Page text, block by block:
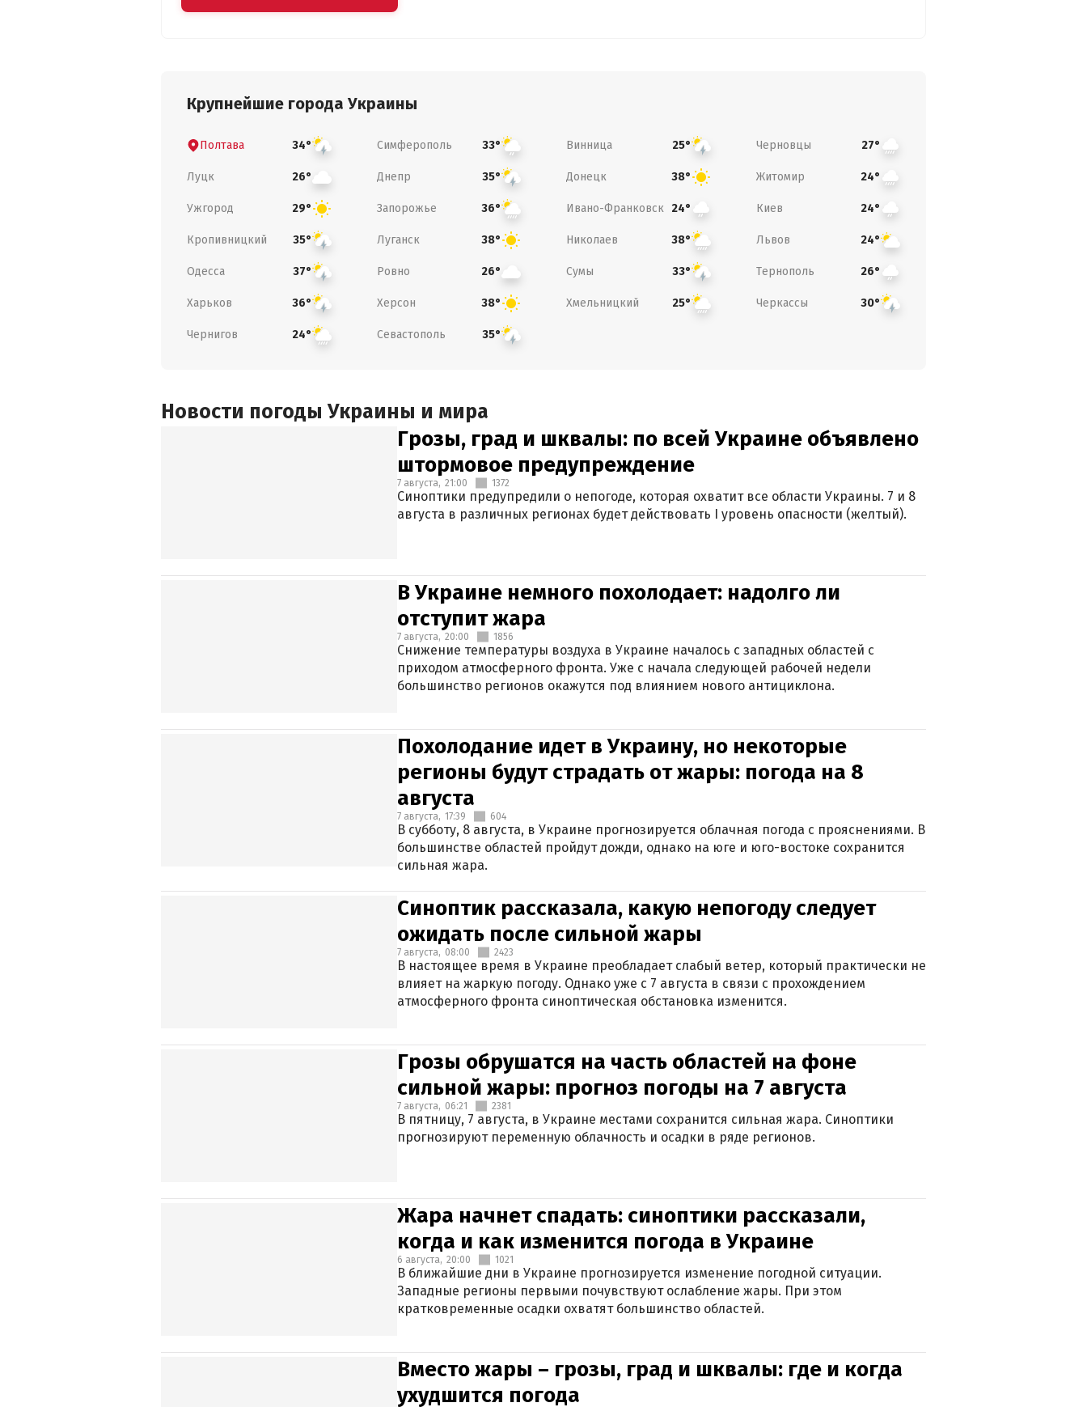
Крупнейшие города Украины
Полтава 34° Симферополь 33° Винница 25° Черновцы 27°
Луцк 26° Днепр 35° Донецк 38° Житомир 24°
Ужгород 29° Запорожье 36° Ивано-Франковск 24° Киев 24°
Кропивницкий 35° Луганск 38° Николаев 38° Львов 24°
Одесса 37° Ровно 26° Сумы 33° Тернополь 26°
Харьков 36° Херсон 38° Хмельницкий 25° Черкассы 30°
Чернигов 24° Севастополь 35°
Новости погоды Украины и мира
Грозы, град и шквалы: по всей Украине объявлено
штормовое предупреждение
7 августа, 21:00 1372
Синоптики предупредили о непогоде, которая охватит все области Украины. 7 и 8
августа в различных регионах будет действовать I уровень опасности (желтый).
В Украине немного похолодает: надолго ли
отступит жара
7 августа, 20:00 1856
Снижение температуры воздуха в Украине началось с западных областей с
приходом атмосферного фронта. Уже с начала следующей рабочей недели
большинство регионов окажутся под влиянием нового антициклона.
Похолодание идет в Украину, но некоторые
регионы будут страдать от жары: погода на 8
августа
7 августа, 17:39 604
В субботу, 8 августа, в Украине прогнозируется облачная погода с прояснениями. В
большинстве областей пройдут дожди, однако на юге и юго-востоке сохранится
сильная жара.
Синоптик рассказала, какую непогоду следует
ожидать после сильной жары
7 августа, 08:00 2423
В настоящее время в Украине преобладает слабый ветер, который практически не
влияет на жаркую погоду. Однако уже с 7 августа в связи с прохождением
атмосферного фронта синоптическая обстановка изменится.
Грозы обрушатся на часть областей на фоне
сильной жары: прогноз погоды на 7 августа
7 августа, 06:21 2381
В пятницу, 7 августа, в Украине местами сохранится сильная жара. Синоптики
прогнозируют переменную облачность и осадки в ряде регионов.
Жара начнет спадать: синоптики рассказали,
когда и как изменится погода в Украине
6 августа, 20:00 1021
В ближайшие дни в Украине прогнозируется изменение погодной ситуации.
Западные регионы первыми почувствуют ослабление жары. При этом
кратковременные осадки охватят большинство областей.
Вместо жары – грозы, град и шквалы: где и когда
ухудшится погода